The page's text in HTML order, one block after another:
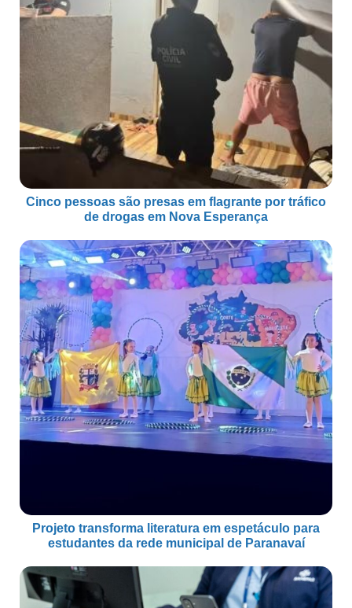
Cinco pessoas são presas em flagrante por tráfico
de drogas em Nova Esperança
Projeto transforma literatura em espetáculo para
estudantes da rede municipal de Paranavaí